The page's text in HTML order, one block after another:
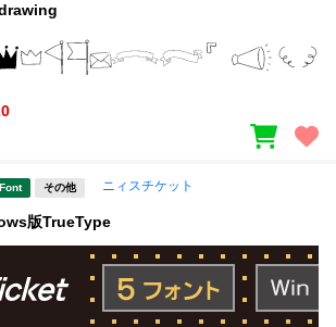
その他 ニィスチケット
版TrueType